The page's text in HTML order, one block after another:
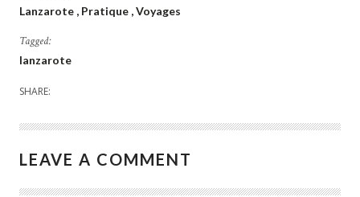
Lanzarote Pratique Voyages
Tagged:
lanzarote
SHARE:
LEAVE A COMMENT